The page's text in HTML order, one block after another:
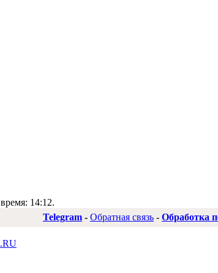
14:12.
Telegram - Обратная связь - Обработка